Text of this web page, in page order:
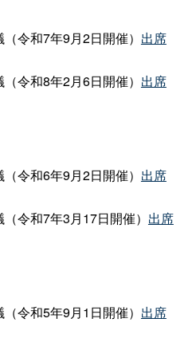
令和7年9月2日開催） 出席
令和8年2月6日開催） 出席
令和6年9月2日開催） 出席
令和7年3月17日開催） 出席
令和5年9月1日開催） 出席